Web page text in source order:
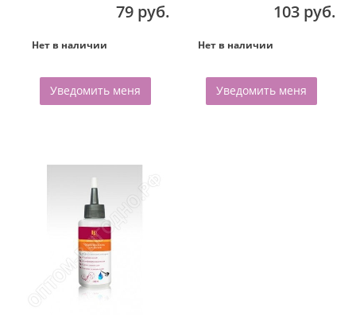
79 руб.
Нет в наличии
Уведомить меня
103 руб.
Нет в наличии
Уведомить меня